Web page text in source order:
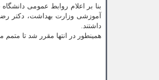
بنا بر اعلام روابط عمومی
آموزشی وزارت بهداشت، دکتر
داشتند.
همینطور در انتها مقرر شد تا